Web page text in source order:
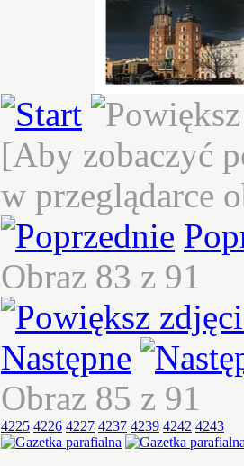
[Aby zobaczyć
w przeglądarce
Obraz 83 z 91
Następne
Obraz 85 z 91
4225 4226 4227 4237 4239 4242 4243